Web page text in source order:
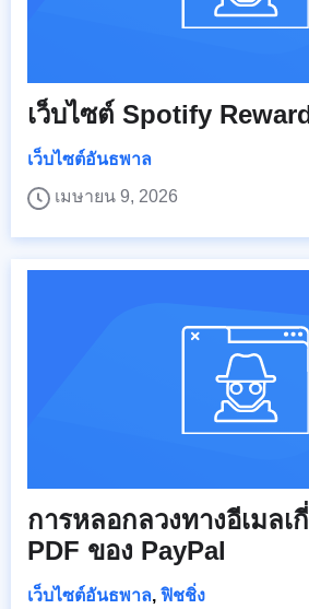
เว็บไซต์ Spotify
เว็บไซต์อันธพาล
เมษายน 9, 2026
การหลอกลวงทางอีเมลเ
PDF ของ PayPal
เว็บไซต์อันธพาล, ฟิชชิ่ง